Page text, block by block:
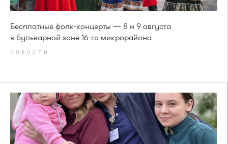
Бесплатные фолк-концерты — 8 и 9 августа
в бульварной зоне 16-го микрорайона
НОВОСТИ